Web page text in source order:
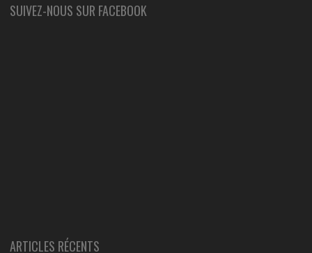
SUIVEZ-NOUS SUR FACEBOOK
ARTICLES RÉCENTS